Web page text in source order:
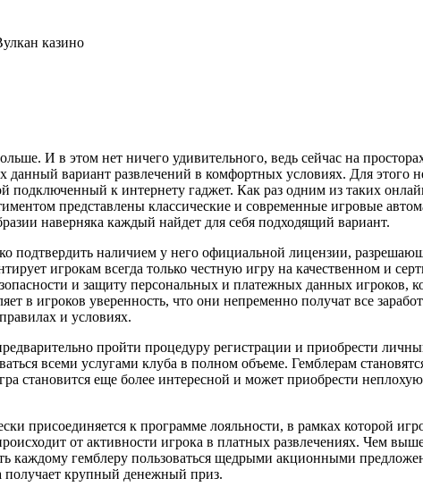
казино
И в этом нет ничего удивительного, ведь сейчас на
данный вариант развлечений в комфортных условиях. Для этого
подключенный к интернету гаджет. Как раз одним из таких
представлены классические и современные игровые
наверняка каждый найдет для себя подходящий вариант.
подтвердить наличием у него официальной лицензии,
игрокам всегда только честную игру на качественном и
и защиту персональных и платежных данных игроков,
в игроков уверенность, что они непременно получат все
и условиях.
пройти процедуру регистрации и приобрести
всеми услугами клуба в полном объеме. Гемблерам
становится еще более интересной и может приобрести
присоединяется к программе лояльности, в рамках которой
от активности игрока в платных развлечениях. Чем
каждому гемблеру пользоваться щедрыми акционными
получает крупный денежный приз.